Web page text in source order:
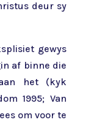
deur sy
gewys
af binne die
het (kyk
1995; Van
om voor te